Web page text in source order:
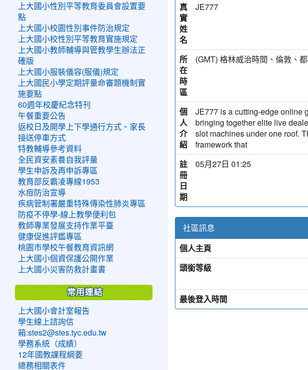
真
實
姓
名
JE777
所
在
時
區
(GMT) 格林威治時間、倫敦、
個
人
介
紹
JE777 is a cutting-edge online
bringing together elite live
slot machines under one roof.
framework that
註
冊
日
期
05月27日 01:25
社區訊息
個人主頁
頭銜等級
最後登入時間
上大國小性別平等教育委員會設置要
點
上大國小校園性別事件防治規定
上大國小校性別平等教育實施規定
上大國小教師輔導與管教學生辦法正
確版
上大國小服裝儀容(服儀)規定
上大國民小學定期評量命審題機制實
施要點
60週年校慶紀念特刊
午餐重要公告
返校日及開學上下學通行方式、家長
接送停車方式
特教輔導參考資料
全民資安素養自我評量
學生申訴及再申訴專區
教育部反霸凌專線1953
水痘防治宣導
疾病管制署嚴重特殊傳染性肺炎專區
防疫不停學-線上教學便利包
教師專業發展支持作業平臺
健康促進評鑑專區
桃園市學校午餐教育資訊網
上大國小個資保護公開作業
上大國小災害防救計畫書
常用連結
上大國小會計室報告
學生線上諮詢信
箱:stes2@stes.tyc.edu.tw
學務系統（成績）
12年國教課程綱要
總務相關表件